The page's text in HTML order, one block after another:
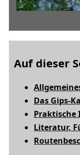
Auf dieser
Das Gips-
Praktische
Literatur,